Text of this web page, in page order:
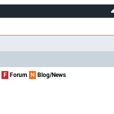
F Forum N Blog/News